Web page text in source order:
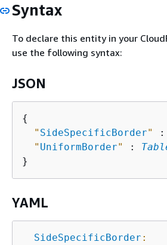
Syntax
To declare this entity in your
use the following syntax:
JSON
{
" SideSpecificBorder" :
" UniformBorder" :
YAML
SideSpecificBorder :